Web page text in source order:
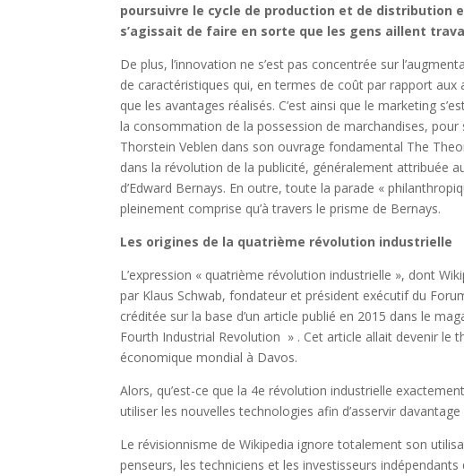
poursuivre le cycle de production et de distribution
s’agissait de faire en sorte que les gens aillent
De plus, l’innovation ne s’est pas concentrée sur
de caractéristiques qui, en termes de coût par rapport
que les avantages réalisés. C’est ainsi que le marketing
la consommation de la possession de marchandises, pour
Thorstein Veblen dans son ouvrage fondamental The
dans la révolution de la publicité, généralement attribuée
d’Edward Bernays. En outre, toute la parade «
pleinement comprise qu’à travers le prisme de Bernays.
Les origines de la quatrième révolution industrielle
L’expression « quatrième révolution industrielle », dont
par Klaus Schwab, fondateur et président exécutif du
créditée sur la base d’un article publié en 2015 dans le
Fourth Industrial Revolution » . Cet article allait devenir le
économique mondial à Davos.
Alors, qu’est-ce que la 4e révolution industrielle
utiliser les nouvelles technologies afin d’asservir davantage
Le révisionnisme de Wikipedia ignore totalement son
penseurs, les techniciens et les investisseurs